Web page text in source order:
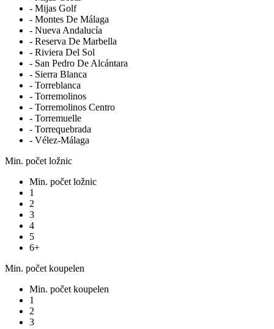
- Mijas Golf
- Montes De Málaga
- Nueva Andalucía
- Reserva De Marbella
- Riviera Del Sol
- San Pedro De Alcántara
- Sierra Blanca
- Torreblanca
- Torremolinos
- Torremolinos Centro
- Torremuelle
- Torrequebrada
- Vélez-Málaga
Min. počet ložnic
Min. počet ložnic
1
2
3
4
5
6+
Min. počet koupelen
Min. počet koupelen
1
2
3